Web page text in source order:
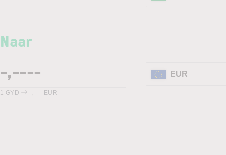
Naar
EUR
1 GYD -,---- EUR